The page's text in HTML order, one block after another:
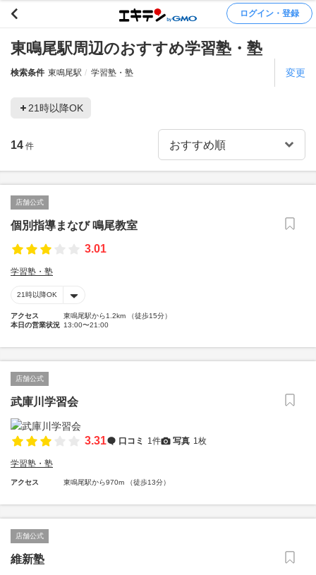
ログイン・登録
東鳴尾駅周辺のおすすめ学習塾・塾
検索条件 東鳴尾駅 学習塾・塾 変更
21時以降OK
14 件
店舗公式
個別指導まなび 鳴尾教室
3.01
学習塾・塾
21時以降OK
アクセス
東鳴尾駅から1.2km （徒歩15分）
本日の営業状況 13:00〜21:00
店舗公式
武庫川学習会
3.31 口コミ 1件 写真 1枚
学習塾・塾
アクセス 東鳴尾駅から970m （徒歩13分）
店舗公式
維新塾